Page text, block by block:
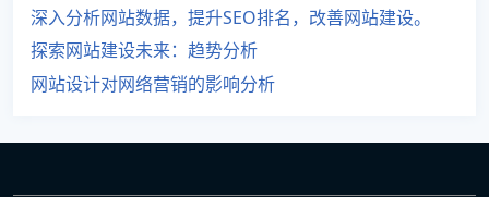
深入分析网站数据，提升SEO排名，改善网站建设。
探索网站建设未来：趋势分析
网站设计对网络营销的影响分析